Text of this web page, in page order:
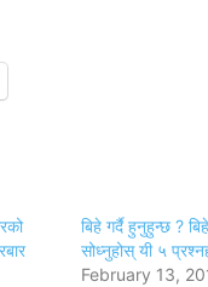
बिहे गर्दै हुनुहुन्छ ?
सोध्नुहोस् यी ५
February 13,